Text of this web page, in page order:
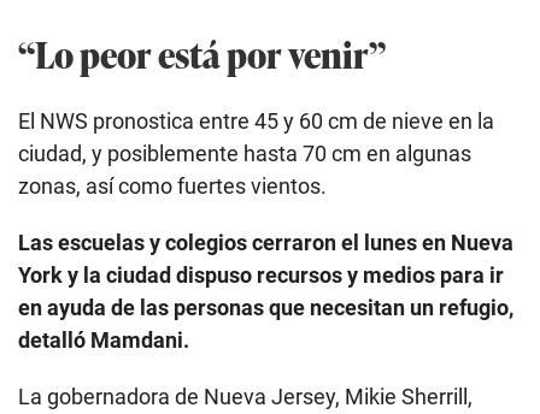
“Lo peor está por venir”
El NWS pronostica entre 45 y 60 cm de nieve en la
ciudad, y posiblemente hasta 70 cm en algunas
zonas, así como fuertes vientos.
Las escuelas y colegios cerraron el lunes en Nueva
York y la ciudad dispuso recursos y medios para ir
en ayuda de las personas que necesitan un refugio,
detalló Mamdani.
La gobernadora de Nueva Jersey, Mikie Sherrill,